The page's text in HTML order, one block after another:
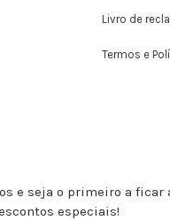
Livro de
Termos e
e seja o primeiro a ficar
especiais!